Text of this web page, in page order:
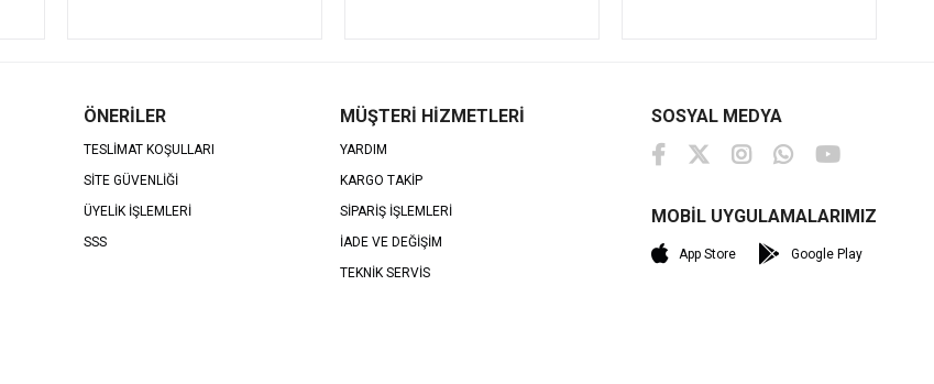
ÖNERİLER
TESLİMAT KOŞULLARI
SİTE GÜVENLİĞİ
ÜYELİK İŞLEMLERİ
SSS
MÜŞTERİ HİZMETLERİ
YARDIM
KARGO TAKİP
SİPARİŞ İŞLEMLERİ
İADE VE DEĞİŞİM
TEKNİK SERVİS
SOSYAL MEDYA
MOBİL UYGULAMALARIMIZ
App Store Google Play